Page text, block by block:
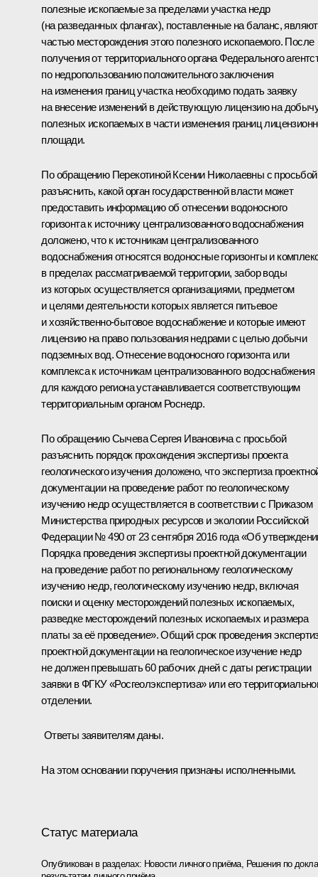
полезные ископаемые за пределами участка недр
(на разведанных флангах), поставленные на баланс,
частью месторождения этого полезного ископаемого. После
получения от территориального органа Федерального
по недропользованию положительного заключения
на изменения границ участка необходимо подать заявку
на внесение изменений в действующую лицензию на
полезных ископаемых в части изменения границ
площади.
По обращению Перекотиной Ксении Николаевны с просьбой
разъяснить, какой орган государственной власти может
предоставить информацию об отнесении водоносного
горизонта к источнику централизованного водоснабжения
доложено, что к источникам централизованного
водоснабжения относятся водоносные горизонты и
в пределах рассматриваемой территории, забор воды
из которых осуществляется организациями, предметом
и целями деятельности которых является питьевое
и хозяйственно-бытовое водоснабжение и которые имеют
лицензию на право пользования недрами с целью добычи
подземных вод. Отнесение водоносного горизонта или
комплекса к источникам централизованного водоснабжения
для каждого региона устанавливается соответствующим
территориальным органом Роснедр.
По обращению Сычева Сергея Ивановича с просьбой
разъяснить порядок прохождения экспертизы проекта
геологического изучения доложено, что экспертиза
документации на проведение работ по геологическому
изучению недр осуществляется в соответствии с Приказом
Министерства природных ресурсов и экологии Российской
Федерации № 490 от 23 сентября 2016 года «Об
Порядка проведения экспертизы проектной документации
на проведение работ по региональному геологическому
изучению недр, геологическому изучению недр, включая
поиски и оценку месторождений полезных ископаемых,
разведке месторождений полезных ископаемых и размера
платы за её проведение». Общий срок проведения
проектной документации на геологическое изучение недр
не должен превышать 60 рабочих дней с даты регистрации
заявки в ФГКУ «Росгеолэкспертиза» или его
отделении.
Ответы заявителям даны.
На этом основании поручения признаны исполненными.
Статус материала
Опубликован в разделах: Новости личного приёма, Решения по